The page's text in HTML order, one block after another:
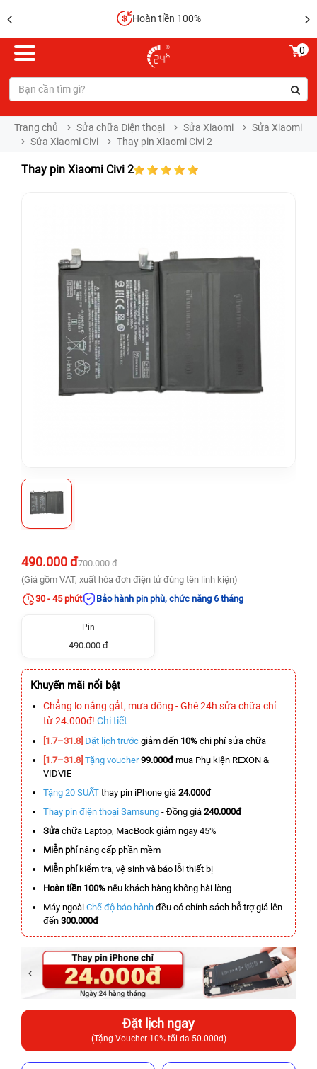
Sửa chữa lấy liền
0
Trang chủ Sửa chữa Điện thoại Sửa Xiaomi
Sửa Xiaomi
Sửa Xiaomi Civi
Thay pin Xiaomi Civi 2
Thay pin Xiaomi Civi 2
490.000 đ700.000 đ
(Giá gồm VAT, xuất hóa đơn điện tử đúng tên linh kiện)
30 - 45 phút
Bảo hành pin phù, chức năng 6 tháng
Pin
490.000 đ
Khuyến mãi nổi bật
Chẳng lo nắng gắt, mưa dông - Ghé 24h sửa chữa chỉ
từ 24.000đ! Chi tiết
[1.7–31.8] Đặt lịch trước giảm đến 10% chi phí sửa chữa
[1.7–31.8] Tặng voucher 99.000đmua Phụ kiện REXON &
VIDVIE
Tặng 20 SUẤT thay pin iPhone giá 24.000đ
Thay pin điện thoại Samsung - Đồng giá 240.000đ
Sửa chữa Laptop, MacBook giảm ngay 45%
Miễn phínâng cấp phần mềm
Miễn phíkiểm tra, vệ sinh và báo lỗi thiết bị
Hoàn tiền 100% nếu khách hàng không hài lòng
Máy ngoài Chế độ bảo hành đều có chính sách hỗ trợ giá lên
đến 300.000đ
Đặt lịch ngay
(Tặng Voucher 10% tối đa 50.000đ)